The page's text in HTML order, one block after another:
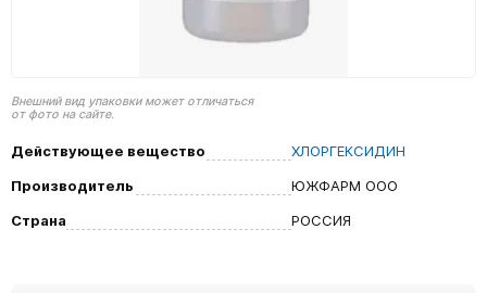
Внешний вид упаковки может отличаться
от фото на сайте.
Действующее вещество
ХЛОРГЕКСИДИН
Производитель
ЮЖФАРМ ООО
Страна
РОССИЯ